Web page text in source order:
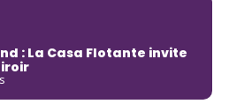
: La Casa Flotante invite